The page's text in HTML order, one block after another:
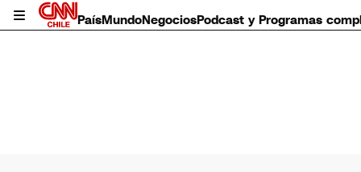
PaísMundoNegociosPodcast y Programas